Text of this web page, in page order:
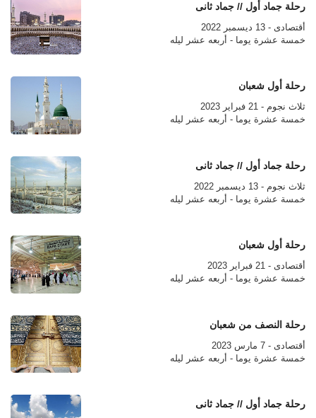
رحلة جماد أول // جماد ثانى
أقتصادى - 13 ديسمبر 2022
خمسة عشرة يوما - أربعه عشر ليله
رحلة أول شعبان
ثلاث نجوم - 21 فبراير 2023
خمسة عشرة يوما - أربعه عشر ليله
رحلة جماد أول // جماد ثانى
ثلاث نجوم - 13 ديسمبر 2022
خمسة عشرة يوما - أربعه عشر ليله
رحلة أول شعبان
أقتصادى - 21 فبراير 2023
خمسة عشرة يوما - أربعه عشر ليله
رحلة النصف من شعبان
أقتصادى - 7 مارس 2023
خمسة عشرة يوما - أربعه عشر ليله
رحلة جماد أول // جماد ثانى